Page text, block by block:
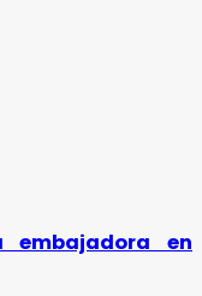
embajadora en